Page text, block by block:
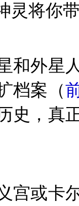
灵将你
和外星
档案（
史，真
宫或卡